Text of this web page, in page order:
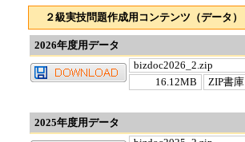
２級実技問題作成用コンテンツ（データ）
2026年度用データ
bizdoc2026_2.zip
16.12MB
ZIP書庫
2025年度用データ